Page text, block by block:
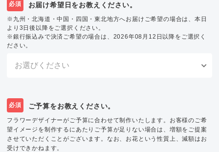
必須 お届け希望日をお教えください。
※九州・北海道・中国・四国・東北地方へお届けご希望の場合は、本日
より3日後以降をご選択ください。
※銀行振込みで決済ご希望の場合は、2026年08月12日以降をご選択く
ださい。
必須 ご予算をお教えください。
フラワーデザイナーがご予算に合わせて制作いたします。お客様のご希
望イメージを制作するにあたりご予算が足りない場合は、増額をご提案
させていただくことがございます。なお、お花という性質上、減額はお
受けできかねます。